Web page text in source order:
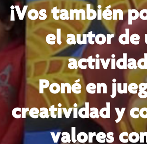
¡Vos también
el autor de
Poné en
creatividad y
valores